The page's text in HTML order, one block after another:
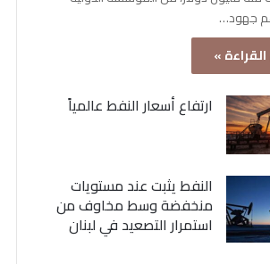
جهود…
»
ارتفاع أسعار النفط عالمياً
النفط يثبت عند مستويات
منخفضة وسط مخاوف من
استمرار التصعيد في لبنان